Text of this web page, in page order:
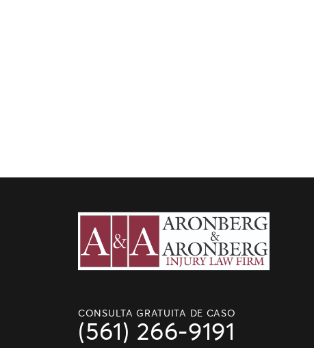
CONSULTA GRATUITA DE CASO
(561) 266-9191